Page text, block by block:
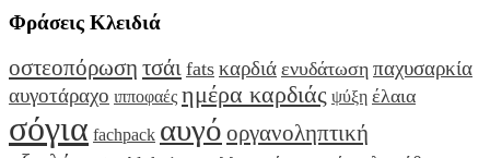
Φράσεις Κλειδιά
οστεοπόρωση τσάι fats καρδιά ενυδάτωση παχυσαρκία
αυγοτάραχο ιπποφαές ημέρα καρδιάς ψύξη έλαια
σόγια fachpack αυγό οργανοληπτική